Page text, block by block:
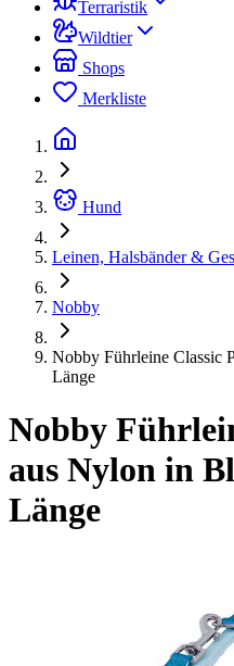
Terraristik
Wildtier
Shops
Merkliste
Hund
Leinen, Halsbänder &
Nobby
Nobby Führleine Classic
Länge
Nobby
aus Nylon in
Länge